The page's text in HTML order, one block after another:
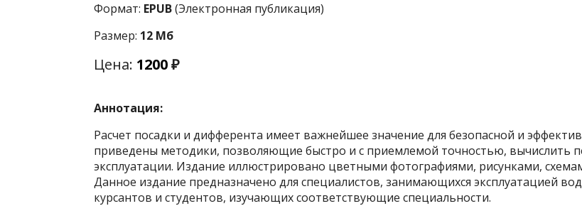
Формат: EPUB(Электронная публикация)
Размер: 12 Мб
Цена: 1200₽
Аннотация:
Расчет посадки и дифферента имеет важнейшее значение для безопасной и
приведены методики, позволяющие быстро и с приемлемой точностью, вычислить
эксплуатации. Издание иллюстрировано цветными фотографиями, рисунками,
Данное издание предназначено для специалистов, занимающихся эксплуатацией
курсантов и студентов, изучающих соответствующие специальности.